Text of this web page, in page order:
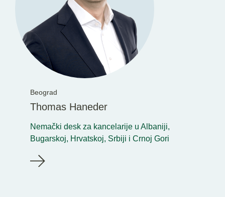
Beograd
Thomas Haneder
Nemački desk za kancelarije u Albaniji,
Bugarskoj, Hrvatskoj, Srbiji i Crnoj Gori